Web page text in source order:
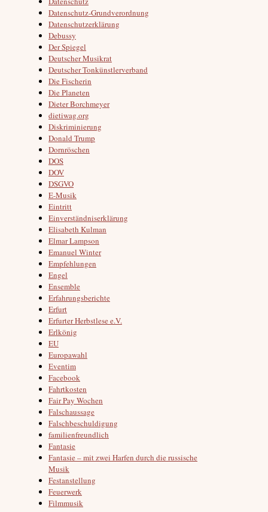
Datenschutz-Grundverordnung
Datenschutzerklärung
Debussy
Der Spiegel
Deutscher Musikrat
Deutscher Tonkünstlerverband
Die Fischerin
Die Planeten
Dieter Borchmeyer
dietiwag.org
Diskriminierung
Donald Trump
Dornröschen
DOS
DOV
DSGVO
E-Musik
Eintritt
Einverständniserklärung
Elisabeth Kulman
Elmar Lampson
Emanuel Winter
Empfehlungen
Engel
Ensemble
Erfahrungsberichte
Erfurt
Erfurter Herbstlese e.V.
Erlkönig
EU
Europawahl
Eventim
Facebook
Fahrtkosten
Fair Pay Wochen
Falschaussage
Falschbeschuldigung
familienfreundlich
Fantasie
Fantasie – mit zwei Harfen durch die russische
Musik
Festanstellung
Feuerwerk
Filmmusik